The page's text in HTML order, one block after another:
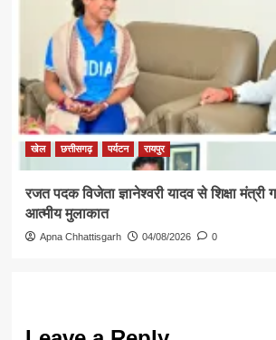
खेल छत्तीसगढ़ पर्यटन रायपुर
रजत पदक विजेता ज्ञानेश्वरी यादव से शिक्षा मंत्री
आत्मीय मुलाकात
Apna Chhattisgarh 04/08/2026 0